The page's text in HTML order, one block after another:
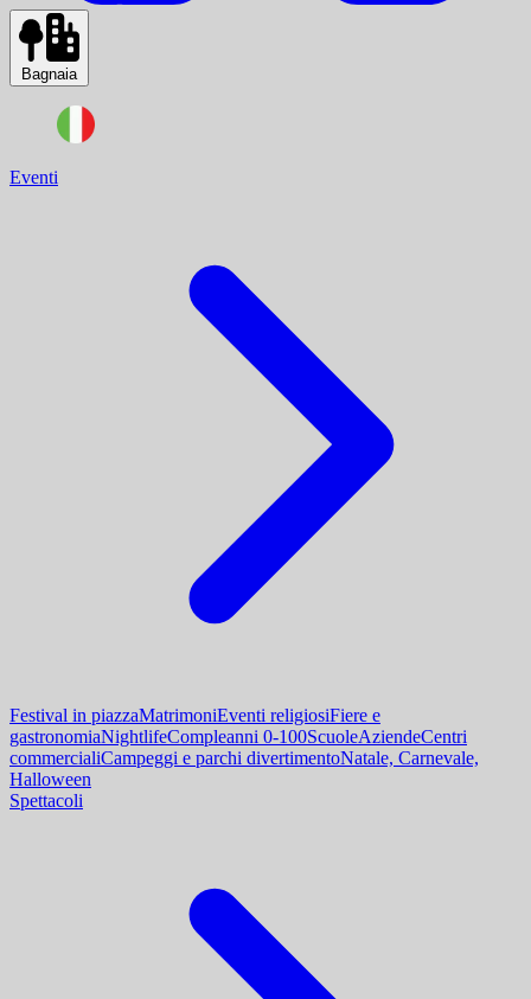
Bagnaia
Eventi
Festival in piazzaMatrimoniEventi religiosiFiere e
gastronomiaNightlifeCompleanni 0-100ScuoleAziendeCentri
commercialiCampeggi e parchi divertimentoNatale, Carnevale,
Halloween
Spettacoli